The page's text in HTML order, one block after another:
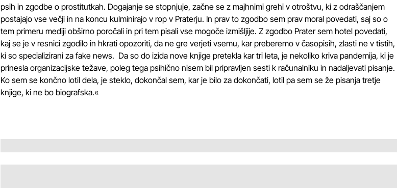
psih in zgodbe o prostitutkah. Dogajanje se stopnjuje, začne se z majhnimi grehi v otroštvu, ki z odraščanjem
postajajo vse večji in na koncu kulminirajo v rop v Praterju. In prav to zgodbo sem prav moral povedati, saj so o
tem primeru mediji obširno poročali in pri tem pisali vse mogoče izmišljije. Z zgodbo Prater sem hotel povedati,
kaj se je v resnici zgodilo in hkrati opozoriti, da ne gre verjeti vsemu, kar preberemo v časopisih, zlasti ne v tistih,
ki so specializirani za fake news. Da so do izida nove knjige pretekla kar tri leta, je nekoliko kriva pandemija, ki je
prinesla organizacijske težave, poleg tega psihično nisem bil pripravljen sesti k računalniku in nadaljevati pisanje.
Ko sem se končno lotil dela, je steklo, dokončal sem, kar je bilo za dokončati, lotil pa sem se že pisanja tretje
knjige, ki ne bo biografska.«